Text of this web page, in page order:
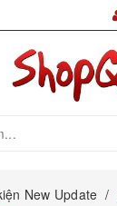
New Update /